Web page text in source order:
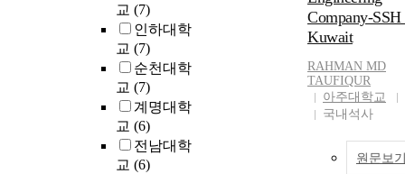
교 (7)
인하대학
교 (7)
순천대학
교 (7)
계명대학
교 (6)
전남대학
교 (6)
Company-SSH
Kuwait
RAHMAN MD
TAUFIQUR
아주대학교
국내석사
원문보